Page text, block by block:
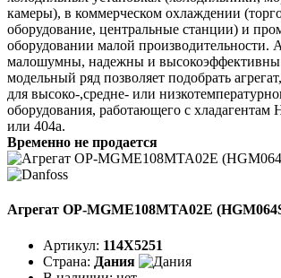
камеры), в коммерческом охлаждении
оборудование, центральные станции) и
оборудовании малой производительности.
малошумны, надежны и
модельный ряд позволяет подобрать
для высоко-,средне- или
оборудования, работающего с хладагентам
или 404a.
Временно не продается
Агрегат OP-MGME108MTA02E
Артикул: 114X5251
Страна: Дания